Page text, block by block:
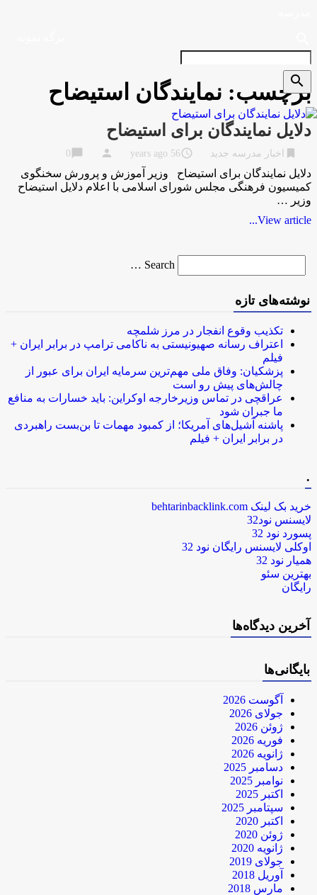
برچسب: نمایندگان استیضاح
دلایل نمایندگان برای استیضاح
اخبار مدرسه جدید access_time
56 years ago
person
chat_bubble
دلایل نمایندگان برای استیضاح وزیر آموزش و پرورش سخنگوی
کمیسیون فرهنگی مجلس شورای اسلامی با اعلام دلایل استیضاح
وزیر …
View article...
for
Search …
search
نوشته‌های تازه
تکذیب وقوع انفجار در مرز شلمچه
اعتراف رسانه صهیونیستی به ناکامی ترامپ در برابر ایران +
فیلم
پزشکیان: وفاق ملی مهم‌ترین سرمایه ایران برای عبور از
چالش‌های پیش رو است
عراقچی در تماس وزیرخارجه اوکراین: باید خسارات به منافع
ما جبران شود
پاشنه آشیل‌های آمریکا؛ از کمبود مهمات تا بن‌بست راهبردی
در برابر ایران + فیلم
خرید بک لینک behtarinbacklink.com
لایسنس نود32
پسورد نود 32
اوکلی لایسنس رایگان نود 32
همیار نود 32
بهترین سئو
رایگان
آخرین دیدگاه‌ها
بایگانی‌ها
آگوست 2026
جولای 2026
ژوئن 2026
فوریه 2026
ژانویه 2026
دسامبر 2025
نوامبر 2025
اکتبر 2025
سپتامبر 2025
اکتبر 2020
ژوئن 2020
ژانویه 2020
جولای 2019
آوریل 2018
مارس 2018